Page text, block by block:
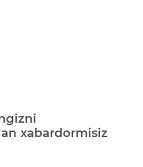
xabardormisiz